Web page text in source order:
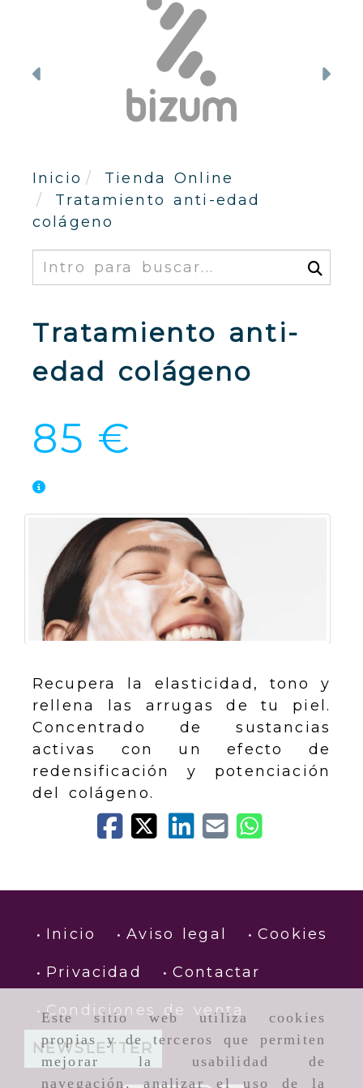
Este sitio web utiliza cookies
propias y de terceros que permiten
mejorar la usabilidad de
navegación, analizar el uso de la
Inicio
Tienda Online
Tratamiento anti-edad
colágeno
Buscar
Tratamiento anti-
edad colágeno
85 €
Recupera la elasticidad, tono y
rellena las arrugas de tu piel.
Concentrado de sustancias
activas con un efecto de
redensificación y potenciación
del colágeno.
Inicio Aviso legal Cookies
Privacidad Contactar
Condiciones de venta
NEWSLETTER